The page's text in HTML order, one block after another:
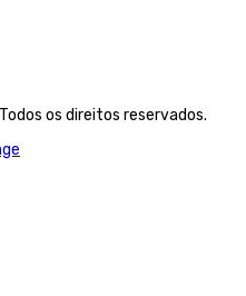
os direitos reservados.